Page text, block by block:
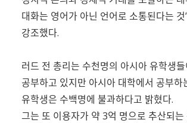
대화는 영어가 아닌 언어로 소통된다는 것
강조했다.
러드 전 총리는 수천명의 아시아 유학생
공부하고 있지만 아시아 대학에서 공부하
유학생은 수백명에 불과하다고 밝혔다.
그는 또 이용자가 약 3억 명으로 추산되는